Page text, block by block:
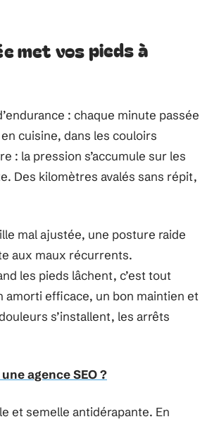
met vos pieds à
: chaque minute passée
cuisine, dans les couloirs
: la pression s’accumule sur les
Des kilomètres avalés sans répit,
mal ajustée, une posture raide
aux maux récurrents.
les pieds lâchent, c’est tout
amorti efficace, un bon maintien et
s’installent, les arrêts
agence SEO ?
et semelle antidérapante. En